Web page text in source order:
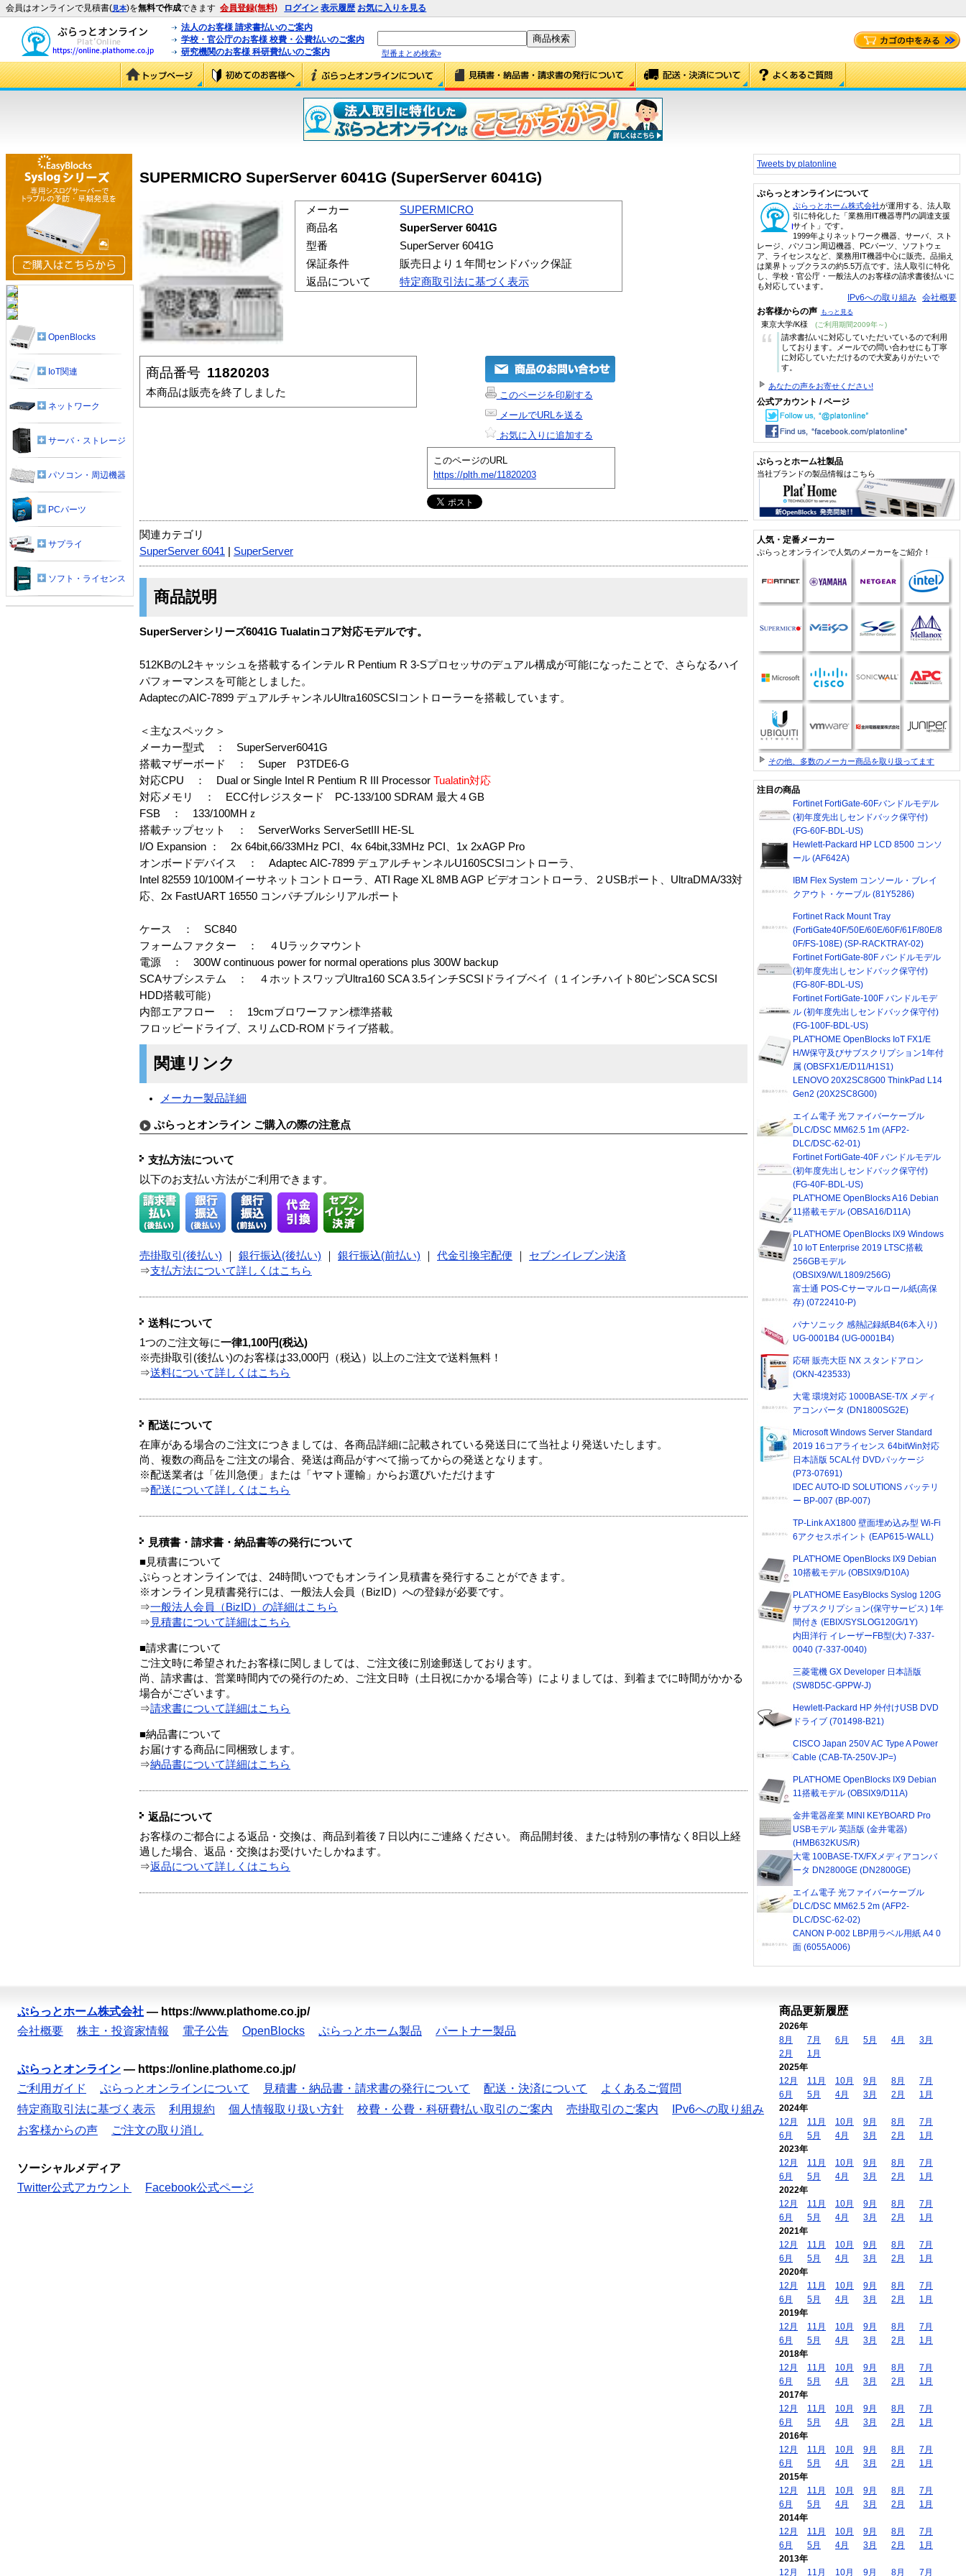
会員はオンラインで見積書(見本)を無料で作成できます 会員登録(無料) ログイン 表示履歴 お気に入りを見る
法人のお客様 請求書払いのご案内
学校・官公庁のお客様 校費・公費払いのご案内
研究機関のお客様 科研費払いのご案内
型番まとめ検索»
SUPERMICRO SuperServer 6041G (SuperServer 6041G)
メーカー
SUPERMICRO
商品名
SuperServer 6041G
型番
SuperServer 6041G
保証条件
販売日より１年間センドバック保証
返品について
特定商取引法に基づく表示
商品番号 11820203
本商品は販売を終了しました
このページを印刷する
メールでURLを送る
お気に入りに追加する
このページのURL
https://plth.me/11820203
関連カテゴリ
SuperServer 6041
SuperServer
商品説明
SuperServerシリーズ6041G Tualatinコア対応モデルです。
512KBのL2キャッシュを搭載するインテル R Pentium R 3-Sプロセッサのデュアル構成が可能になったことで、さらなるハイ
パフォーマンスを可能としました。
AdaptecのAIC-7899 デュアルチャンネルUltra160SCSIコントローラーを搭載しています。
＜主なスペック＞
メーカー型式 ： SuperServer6041G
搭載マザーボード ： Super P3TDE6-G
対応CPU ： Dual or Single Intel R Pentium R III Processor Tualatin対応
対応メモリ ： ECC付レジスタード PC-133/100 SDRAM 最大４GB
FSB ： 133/100MHｚ
搭載チップセット ： ServerWorks ServerSetIII HE-SL
I/O Expansion ： 2x 64bit,66/33MHz PCI、4x 64bit,33MHz PCI、1x 2xAGP Pro
オンボードデバイス ： Adaptec AIC-7899 デュアルチャンネルU160SCSIコントローラ、
Intel 82559 10/100Mイーサネットコントローラ、ATI Rage XL 8MB AGP ビデオコントローラ、２USBポート、UltraDMA/33対
応、2x FastUART 16550 コンパチブルシリアルポート
ケース ： SC840
フォームファクター ： ４Uラックマウント
電源 ： 300W continuous power for normal operations plus 300W backup
SCAサブシステム ： ４ホットスワップUltra160 SCA 3.5インチSCSIドライブベイ（１インチハイト80ピンSCA SCSI
HDD搭載可能）
内部エアフロー ： 19cmブロワーファン標準搭載
フロッピードライブ、スリムCD-ROMドライブ搭載。
関連リンク
メーカー製品詳細
ぷらっとオンライン ご購入の際の注意点
支払方法について
以下のお支払い方法がご利用できます。
売掛取引(後払い) 銀行振込(後払い) 銀行振込(前払い) 代金引換宅配便
セブンイレブン決済
⇒支払方法について詳しくはこちら
送料について
1つのご注文毎に一律1,100円(税込)
※売掛取引(後払い)のお客様は33,000円（税込）以上のご注文で送料無料！
⇒送料について詳しくはこちら
配送について
在庫がある場合のご注文につきましては、各商品詳細に記載されている発送日にて当社より発送いたします。
尚、複数の商品をご注文の場合、発送は商品がすべて揃ってからの発送となります。
※配送業者は「佐川急便」または「ヤマト運輸」からお選びいただけます
⇒配送について詳しくはこちら
見積書・請求書・納品書等の発行について
■見積書について
ぷらっとオンラインでは、24時間いつでもオンライン見積書を発行することができます。
※オンライン見積書発行には、一般法人会員（BizID）への登録が必要です。
⇒一般法人会員（BizID）の詳細はこちら
⇒ 見積書について詳細はこちら
■請求書について
ご注文時に希望されたお客様に関しましては、ご注文後に別途郵送しております。
尚、請求書は、営業時間内での発行のため、ご注文日時（土日祝にかかる場合等）によりましては、到着までに時間がかかる
場合がございます。
⇒請求書について詳細はこちら
■納品書について
お届けする商品に同梱致します。
⇒納品書について詳細はこちら
返品について
お客様のご都合による返品・交換は、商品到着後７日以内にご連絡ください。 商品開封後、または特別の事情なく8日以上経
過した場合、返品・交換はお受けいたしかねます。
⇒返品について詳しくはこちら
OpenBlocks
IoT関連
ネットワーク
サーバ・ストレージ
パソコン・周辺機器
PCパーツ
サプライ
ソフト・ライセンス
Tweets by platonline
ぷらっとオンラインについて
ぷらっとホーム株式会社が運用する、法人取
引に特化した「業務用IT機器専門の調達支援
サイト」です。
1999年よりネットワーク機器、サーバ、スト
レージ、パソコン周辺機器、PCパーツ、ソフトウェ
ア、ライセンスなど、業務用IT機器中心に販売。品揃え
は業界トップクラスの約5.5万点です。法人取引に特化
し、学校・官公庁・一般法人のお客様の請求書後払いに
も対応しています。
IPv6への取り組み 会社概要
お客様からの声 もっと見る
東京大学/K様 (ご利用期間2009年～)
“
請求書払いに対応していただいているので利用
しております。メールでの問い合わせにも丁寧
に対応していただけるので大変ありがたいで
す。
あなたの声をお寄せください!
公式アカウント / ページ
ぷらっとホーム社製品
当社ブランドの製品情報はこちら
人気・定番メーカー
ぷらっとオンラインで人気のメーカーをご紹介！
その他、多数のメーカー商品を取り扱ってます
注目の商品
Fortinet FortiGate-60Fバンドルモデル
(初年度先出しセンドバック保守付)
(FG-60F-BDL-US)
Hewlett-Packard HP LCD 8500 コンソ
ール (AF642A)
IBM Flex System コンソール・ブレイ
クアウト・ケーブル (81Y5286)
Fortinet Rack Mount Tray
(FortiGate40F/50E/60E/60F/61F/80E/8
0F/FS-108E) (SP-RACKTRAY-02)
Fortinet FortiGate-80F バンドルモデル
(初年度先出しセンドバック保守付)
(FG-80F-BDL-US)
Fortinet FortiGate-100F バンドルモデ
ル (初年度先出しセンドバック保守付)
(FG-100F-BDL-US)
PLAT'HOME OpenBlocks IoT FX1/E
H/W保守及びサブスクリプション1年付
属 (OBSFX1/E/D11/H1S1)
LENOVO 20X2SC8G00 ThinkPad L14
Gen2 (20X2SC8G00)
エイム電子 光ファイバーケーブル
DLC/DSC MM62.5 1m (AFP2-
DLC/DSC-62-01)
Fortinet FortiGate-40F バンドルモデル
(初年度先出しセンドバック保守付)
(FG-40F-BDL-US)
PLAT'HOME OpenBlocks A16 Debian
11搭載モデル (OBSA16/D11A)
PLAT'HOME OpenBlocks IX9 Windows
10 IoT Enterprise 2019 LTSC搭載
256GBモデル
(OBSIX9/W/L1809/256G)
富士通 POS-Cサーマルロール紙(高保
存) (0722410-P)
パナソニック 感熱記録紙B4(6本入り)
UG-0001B4 (UG-0001B4)
応研 販売大臣 NX スタンドアロン
(OKN-423533)
大電 環境対応 1000BASE-T/X メディ
アコンバータ (DN1800SG2E)
Microsoft Windows Server Standard
2019 16コアライセンス 64bitWin対応
日本語版 5CAL付 DVDパッケージ
(P73-07691)
IDEC AUTO-ID SOLUTIONS バッテリ
ー BP-007 (BP-007)
TP-Link AX1800 壁面埋め込み型 Wi-Fi
6アクセスポイント (EAP615-WALL)
PLAT'HOME OpenBlocks IX9 Debian
10搭載モデル (OBSIX9/D10A)
PLAT'HOME EasyBlocks Syslog 120G
サブスクリプション(保守サービス) 1年
間付き (EBIX/SYSLOG120G/1Y)
内田洋行 イレーザーFB型(大) 7-337-
0040 (7-337-0040)
三菱電機 GX Developer 日本語版
(SW8D5C-GPPW-J)
Hewlett-Packard HP 外付けUSB DVD
ドライブ (701498-B21)
CISCO Japan 250V AC Type A Power
Cable (CAB-TA-250V-JP=)
PLAT'HOME OpenBlocks IX9 Debian
11搭載モデル (OBSIX9/D11A)
金井電器産業 MINI KEYBOARD Pro
USBモデル 英語版 (金井電器)
(HMB632KUS/R)
大電 100BASE-TX/FXメディアコンバ
ータ DN2800GE (DN2800GE)
エイム電子 光ファイバーケーブル
DLC/DSC MM62.5 2m (AFP2-
DLC/DSC-62-02)
CANON P-002 LBP用ラベル用紙 A4 0
面 (6055A006)
ぷらっとホーム株式会社 — https://www.plathome.co.jp/
会社概要
株主・投資家情報 電子公告 OpenBlocks ぷらっとホーム製品 パートナー製品
ぷらっとオンライン — https://online.plathome.co.jp/
ご利用ガイド
ぷらっとオンラインについて 見積書・納品書・請求書の発行について 配送・決済について
よくあるご質問
特定商取引法に基づく表示
利用規約 個人情報取り扱い方針 校費・公費・科研費払い取引のご案内 売掛取引のご案内
IPv6への取り組み
お客様からの声
ご注文の取り消し
ソーシャルメディア
Twitter公式アカウント
Facebook公式ページ
商品更新履歴
2026年
8月
7月 6月 5月 4月
3月
2月
1月
2025年
12月
11月 10月 9月 8月
7月
6月
5月 4月 3月 2月
1月
2024年
12月
11月 10月 9月 8月
7月
6月
5月 4月 3月 2月
1月
2023年
12月
11月 10月 9月 8月
7月
6月
5月 4月 3月 2月
1月
2022年
12月
11月 10月 9月 8月
7月
6月
5月 4月 3月 2月
1月
2021年
12月
11月 10月 9月 8月
7月
6月
5月 4月 3月 2月
1月
2020年
12月
11月 10月 9月 8月
7月
6月
5月 4月 3月 2月
1月
2019年
12月
11月 10月 9月 8月
7月
6月
5月 4月 3月 2月
1月
2018年
12月
11月 10月 9月 8月
7月
6月
5月 4月 3月 2月
1月
2017年
12月
11月 10月 9月 8月
7月
6月
5月 4月 3月 2月
1月
2016年
12月
11月 10月 9月 8月
7月
6月
5月 4月 3月 2月
1月
2015年
12月
11月 10月 9月 8月
7月
6月
5月 4月 3月 2月
1月
2014年
12月
11月 10月 9月 8月
7月
6月
5月 4月 3月 2月
1月
2013年
12月
11月 10月 9月 8月 7月